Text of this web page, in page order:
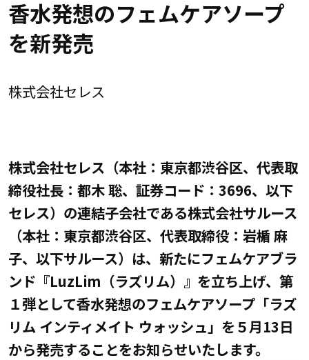
香水発想のフェムケアソープ
を新発売
株式会社セレス
株式会社セレス（本社：東京都渋谷区、代表取
締役社長：都木 聡、証券コード：3696、以下
セレス）の連結子会社である株式会社サルース
（本社：東京都渋谷区、代表取締役：岩楯 麻
子、以下サルース）は、新たにフェムケアブラ
ンド『LuzLim（ラズリム）』を立ち上げ、第
１弾として香水発想のフェムケアソープ「ラズ
リム インティメイト ウォッシュ」を５月13日
から発売することをお知らせいたします。